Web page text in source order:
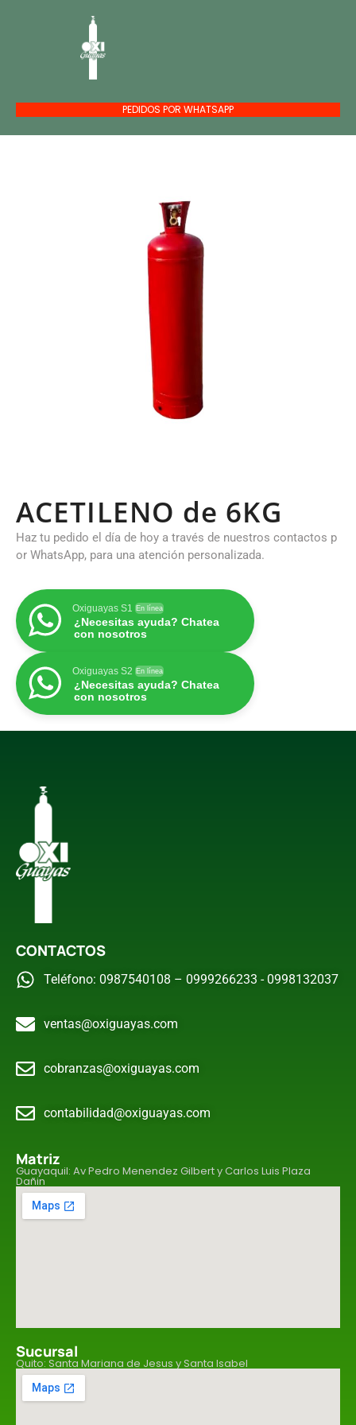
PEDIDOS POR WHATSAPP
ACETILENO de 6KG
Haz tu pedido el día de hoy a través de nuestros contactos p
or WhatsApp, para una atención personalizada.
Oxiguayas S1 En línea
¿Necesitas ayuda? Chatea
con nosotros
Oxiguayas S2 En línea
¿Necesitas ayuda? Chatea
con nosotros
CONTACTOS
Teléfono: 0987540108 – 0999266233 - 0998132037
ventas@oxiguayas.com
cobranzas@oxiguayas.com
contabilidad@oxiguayas.com
Matriz
Guayaquil: Av Pedro Menendez Gilbert y Carlos Luis Plaza
Dañin
Sucursal
Quito: Santa Mariana de Jesus y Santa Isabel